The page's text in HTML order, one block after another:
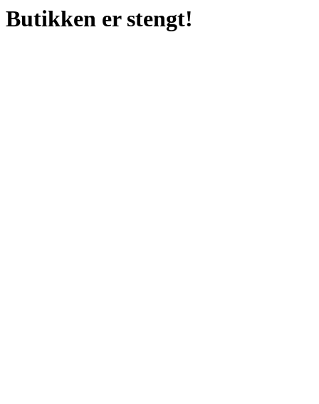
Butikken er stengt!